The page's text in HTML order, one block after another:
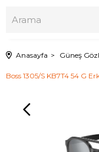
Anasayfa Güneş
Boss 1305/S KB7T4 54 G